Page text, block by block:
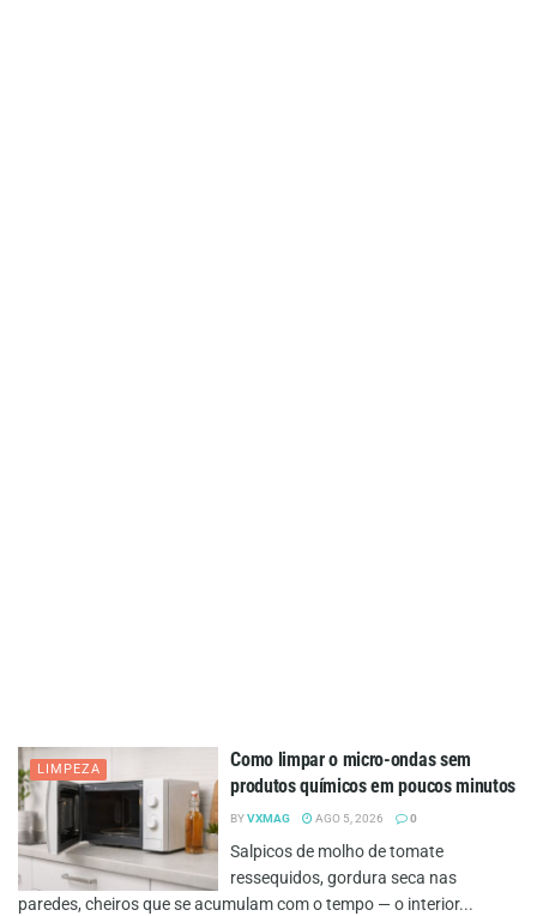
LIMPEZA
Como limpar o micro-ondas sem
produtos químicos em poucos minutos
BYVXMAG AGO 5, 2026 0
Salpicos de molho de tomate
ressequidos, gordura seca nas
paredes, cheiros que se acumulam com o tempo — o interior...